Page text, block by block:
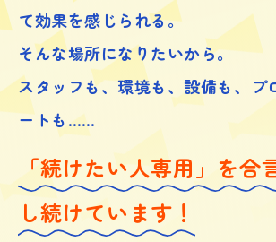
て効果を感じられる。
そんな場所になりたいから。
スタッフも、環境も、設備も、プ
ートも……
「続けたい人専用」を合
し続けています！